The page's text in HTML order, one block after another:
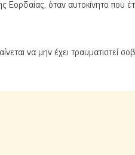
όταν αυτοκίνητο που
να μην έχει τραυματιστεί